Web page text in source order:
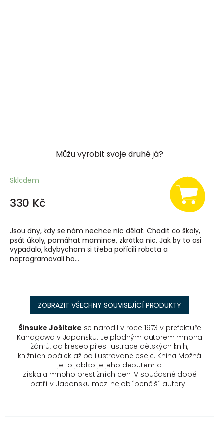
Můžu vyrobit svoje druhé já?
Skladem
330 Kč
Jsou dny, kdy se nám nechce nic dělat. Chodit do školy,
psát úkoly, pomáhat mamince, zkrátka nic. Jak by to asi
vypadalo, kdybychom si třeba pořídili robota a
naprogramovali ho...
ZOBRAZIT VŠECHNY SOUVISEJÍCÍ PRODUKTY
Šinsuke Jošitake se narodil v roce 1973 v prefektuře
Kanagawa v Japonsku. Je plodným autorem mnoha
žánrů, od kreseb přes ilustrace dětských knih,
knižních obálek až po ilustrované eseje. Kniha Možná
je to jablko je jeho debutem a
získala mnoho prestižních cen. V současné době
patří v Japonsku mezi nejoblíbenější autory.